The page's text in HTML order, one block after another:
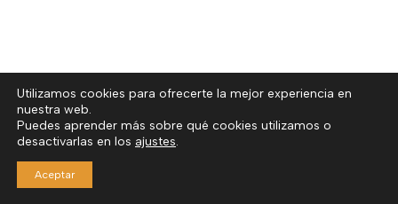
Utilizamos cookies para ofrecerte la mejor experiencia en
nuestra web.
Puedes aprender más sobre qué cookies utilizamos o
desactivarlas en los ajustes.
Aceptar